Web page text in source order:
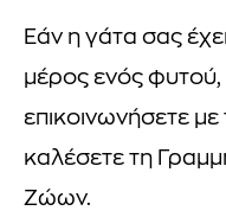
Εάν η γάτα σας
μέρος ενός φυτού,
επικοινωνήσετε
καλέσετε τη
Ζώων.